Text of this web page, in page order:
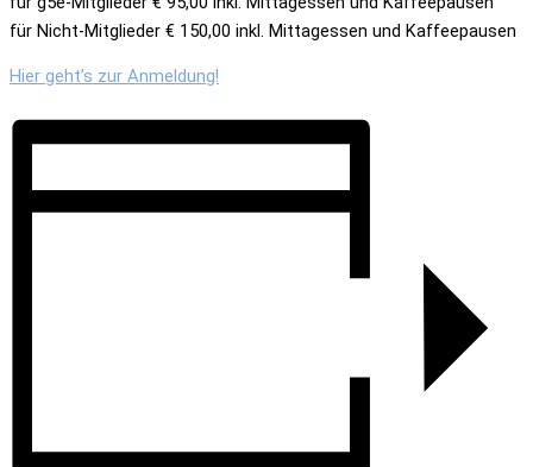
für Nicht-Mitglieder € 150,00 inkl. Mittagessen und Kaffeepausen
Hier geht’s zur Anmeldung!